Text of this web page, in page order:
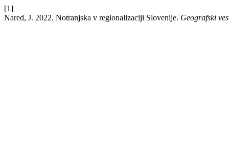
[1]
Nared, J. 2022. Notranjska v regionalizaciji Slovenije. Geografski